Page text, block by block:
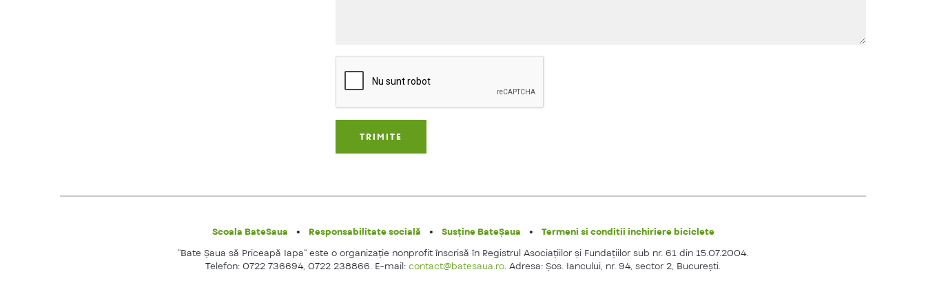
Scoala BateSaua Responsabilitate socială Susține BateȘaua
Termeni si conditii inchiriere biciclete
"Bate Şaua să Priceapă Iapa" este o organizaţie nonprofit înscrisă în Registrul Asociaţiilor şi Fundaţiilor sub nr. 61 din 15.07.2004.
Telefon: 0722 736694, 0722 238866. E-mail: contact@batesaua.ro. Adresa: Şos. Iancului, nr. 94, sector 2, Bucureşti.